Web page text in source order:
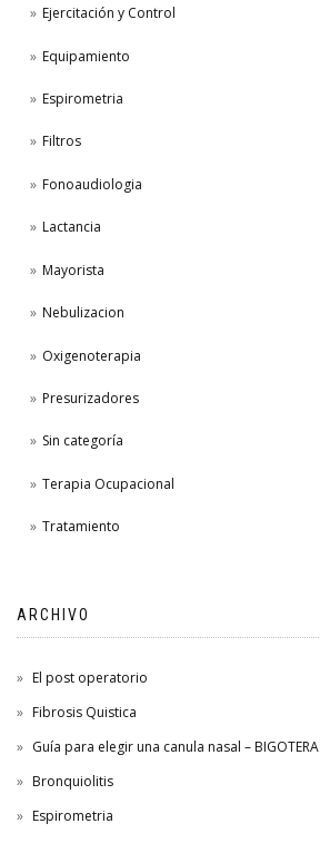
Ejercitación y Control
Equipamiento
Espirometria
Filtros
Fonoaudiologia
Lactancia
Mayorista
Nebulizacion
Oxigenoterapia
Presurizadores
Sin categoría
Terapia Ocupacional
Tratamiento
ARCHIVO
El post operatorio
Fibrosis Quistica
Guía para elegir una canula nasal – BIGOTERA
Bronquiolitis
Espirometria